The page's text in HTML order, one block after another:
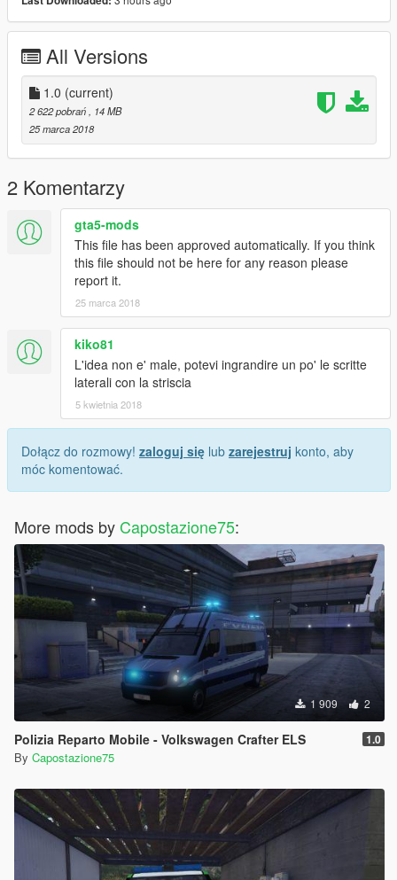
All Versions
1.0 (current)
2 622 pobrań
, 14 MB
25 marca 2018
2 Komentarzy
gta5-mods
This file has been approved automatically. If you think
this file should not be here for any reason please
report it.
25 marca 2018
kiko81
L'idea non e' male, potevi ingrandire un po' le scritte
laterali con la striscia
5 kwietnia 2018
Dołącz do rozmowy! zaloguj się lub zarejestruj konto, aby
móc komentować.
More mods by Capostazione75:
1 909 2
Polizia Reparto Mobile - Volkswagen Crafter ELS 1.0
By Capostazione75